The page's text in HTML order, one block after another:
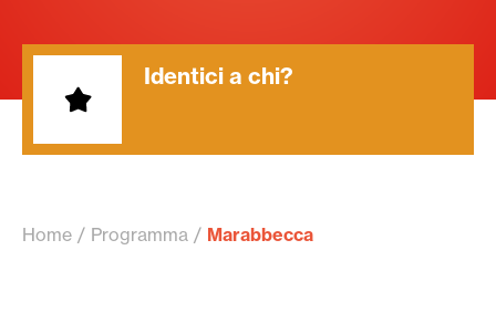
Identici a chi?
Home Programma Marabbecca